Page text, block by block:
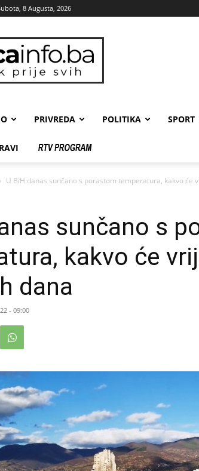
8 Augusta, 2026
zenicainfo.ba
PRIVREDA POLITIKA SPORT
U BiH danas sunčano s porastom temperatura, kakvo će
sunčano s
kakvo će
dana
- 09:00